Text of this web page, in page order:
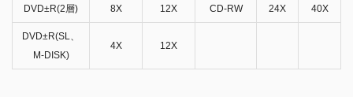
DVD±R(2層) 8X 12X CD-RW 24X 40X
DVD±R(SL、
M-DISK)
4X 12X